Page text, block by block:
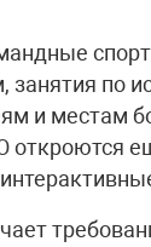
по
и местам
откроются